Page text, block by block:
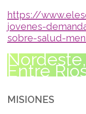
https://
jovenes-
sobre-salud-
Entre
MISIONES